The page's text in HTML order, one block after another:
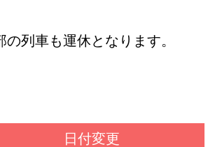
列車も運休となります。
日付変更